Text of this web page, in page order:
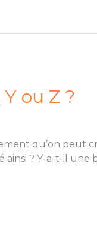
ou Z ?
qu’on peut
? Y-a-t-il une